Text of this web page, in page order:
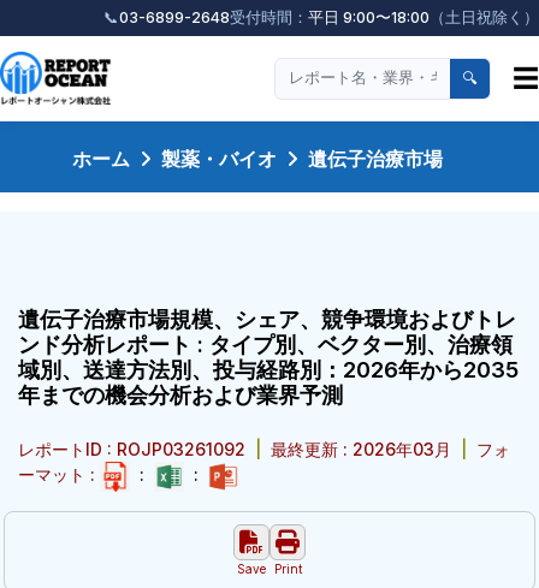
📞03-6899-2648受付時間： 平日 9:00〜18:00 （土日祝除く）
🔍 ☰
ホーム 製薬・バイオ 遺伝子治療市場
遺伝子治療市場規模、シェア、競争環境およびトレ
ンド分析レポート : タイプ別、ベクター別、治療領
域別、送達方法別、投与経路別：2026年から2035
年までの機会分析および業界予測
レポートID : ROJP03261092 最終更新 : 2026年03月
フォ
ーマット :
: :
Save Print